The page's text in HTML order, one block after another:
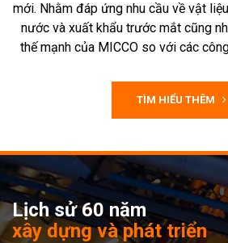
mới. Nhằm đáp ứng nhu cầu về vật
nước và xuất khẩu trước mắt cũng
thế mạnh của MICCO so với các
TÌM HIỂU THÊM
Lịch sử 60 năm
xây dựng và phát triển